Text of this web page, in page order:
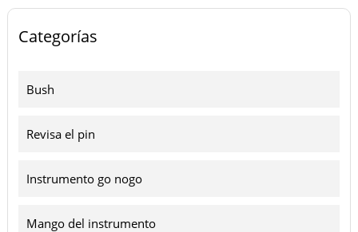
Categorías
Bush
Revisa el pin
Instrumento go nogo
Mango del instrumento